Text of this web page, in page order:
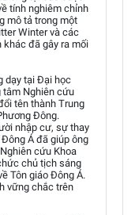
tính nghiêm chỉnh
mô tả trong một
Winter và các
khác đã gây ra mối
dạy tại Đại học
tâm Nghiên cứu
tên thành Trung
Đông.
nhập cư, sự thay
Á đã giúp ông
cứu Khoa
chủ tịch sáng
Tôn giáo Đông Á.
vững chắc trên